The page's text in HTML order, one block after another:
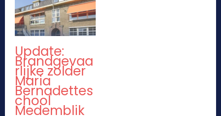
Update:
Brandgevaa
rlijke zolder
Maria
Bernadettes
chool
Medemblik